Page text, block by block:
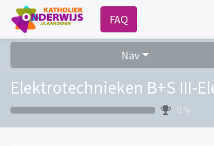
FAQ
Nav
Elektrotechnieken B+S III-
0 %